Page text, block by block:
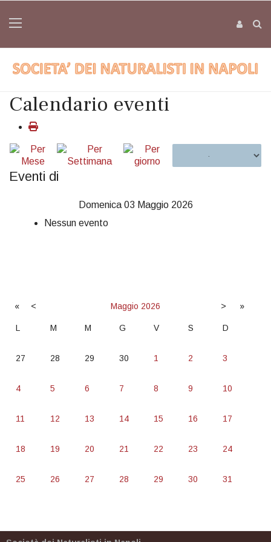
Calendario eventi
Eventi di
Domenica 03 Maggio 2026
Nessun evento
« < Maggio 2026 > »
L M M G V S D
27 28 29 30 1 2 3
4 5 6 7 8 9 10
11 12 13 14 15 16 17
18 19 20 21 22 23 24
25 26 27 28 29 30 31